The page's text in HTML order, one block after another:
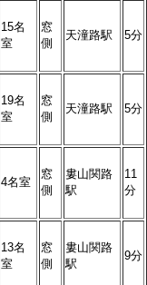
15名
室
窓
側
天潼路駅 5分
19名
室
窓
側
天潼路駅 5分
4名室
窓
側
婁山関路
駅
11
分
13名
室
窓
側
婁山関路
駅
9分